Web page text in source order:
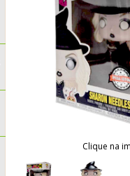
Clique na